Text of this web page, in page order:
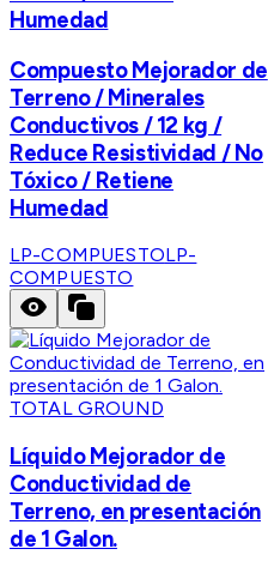
Humedad
Compuesto Mejorador de
Terreno / Minerales
Conductivos / 12 kg /
Reduce Resistividad / No
Tóxico / Retiene
Humedad
LP-COMPUESTOLP-
COMPUESTO
TOTAL GROUND
Líquido Mejorador de
Conductividad de
Terreno, en presentación
de 1 Galon.